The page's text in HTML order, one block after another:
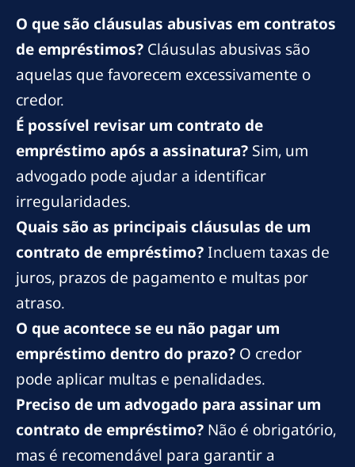
O que são cláusulas abusivas em contratos
de empréstimos? Cláusulas abusivas são
aquelas que favorecem excessivamente o
credor.
É possível revisar um contrato de
empréstimo após a assinatura? Sim, um
advogado pode ajudar a identificar
irregularidades.
Quais são as principais cláusulas de um
contrato de empréstimo? Incluem taxas de
juros, prazos de pagamento e multas por
atraso.
O que acontece se eu não pagar um
empréstimo dentro do prazo? O credor
pode aplicar multas e penalidades.
Preciso de um advogado para assinar um
contrato de empréstimo? Não é obrigatório,
mas é recomendável para garantir a